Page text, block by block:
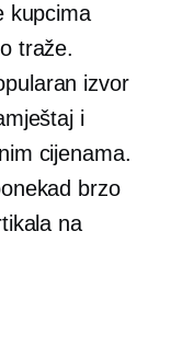
kupcima
traže.
izvor
i
cijenama.
brzo
na